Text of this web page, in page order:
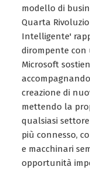
modello di
Quarta
Intelligente'
dirompente
Microsoft
creazione di
mettendo la
qualsiasi
più connesso,
e macchinari
opportunità